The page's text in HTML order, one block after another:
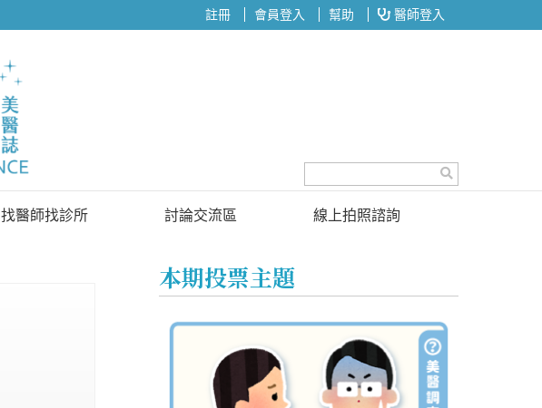
註冊 會員登入 幫助 醫師登入
找醫師找診所 討論交流區
投票區
線上拍照諮詢
本期投票主題